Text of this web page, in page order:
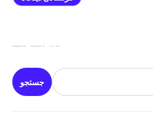
جستجو
جستجو